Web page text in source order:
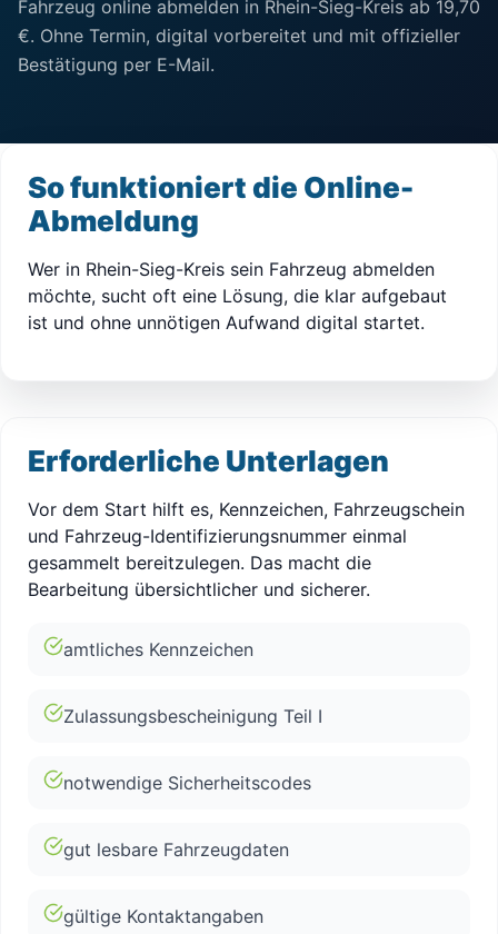
Fahrzeug online abmelden in Rhein-Sieg-Kreis ab 19,70
€. Ohne Termin, digital vorbereitet und mit offizieller
Bestätigung per E-Mail.
So funktioniert die Online-
Abmeldung
Wer in Rhein-Sieg-Kreis sein Fahrzeug abmelden
möchte, sucht oft eine Lösung, die klar aufgebaut
ist und ohne unnötigen Aufwand digital startet.
Erforderliche Unterlagen
Vor dem Start hilft es, Kennzeichen, Fahrzeugschein
und Fahrzeug-Identifizierungsnummer einmal
gesammelt bereitzulegen. Das macht die
Bearbeitung übersichtlicher und sicherer.
amtliches Kennzeichen
Zulassungsbescheinigung Teil I
notwendige Sicherheitscodes
gut lesbare Fahrzeugdaten
gültige Kontaktangaben